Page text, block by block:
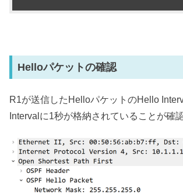
Helloパケットの確認
R1が送信したHelloパケットのHello
Intervalに1秒が格納されていることが確